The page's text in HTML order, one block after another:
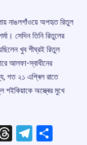
নাঙলগাঁওয়ে অপহৃত রিতুল
সেদিন তিনি রিতুলের
খুব শীঘ্রই রিতুল
আলফা-স্বাধীনের
গত ২১ এপ্ৰিল রাতে
শইকিয়াকে অস্ত্ৰের মুখে
Threads